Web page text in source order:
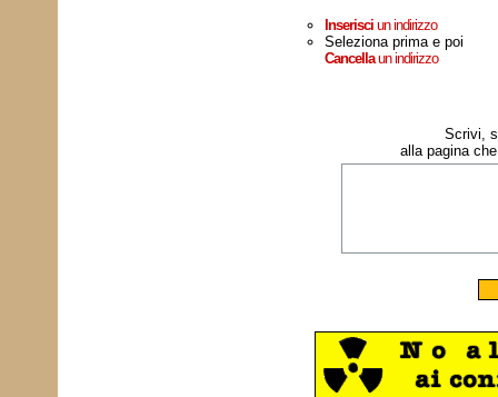
Inserisciun indirizzo
Seleziona prima e poi
Cancellaun indirizzo
Scrivi,
alla pagina